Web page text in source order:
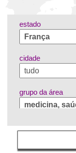
estado
cidade
grupo da área
língua